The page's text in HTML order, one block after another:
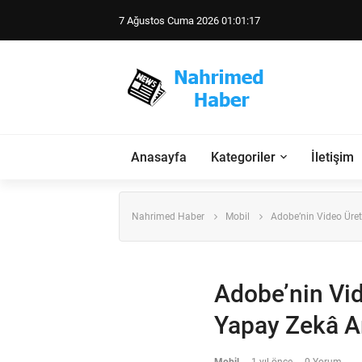
7 Ağustos Cuma 2026 01:01:18
Anasayfa Kategoriler İletişim
Nahrimed Haber Mobil Adobe’nin Video
Adobe’nin
Yapay Zekâ